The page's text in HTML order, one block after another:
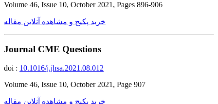
Volume 46, Issue 10, October 2021, Pages 896-906
خرید پکیج و مشاهده آنلاین مقاله
Journal CME Questions
doi : 10.1016/j.jhsa.2021.08.012
Volume 46, Issue 10, October 2021, Page 907
خرید پکیج و مشاهده آنلاین مقاله